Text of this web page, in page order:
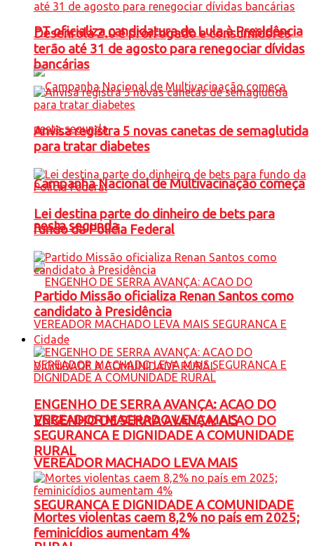
PT oficializa candidatura de Lula à Presidência
Campanha Nacional de Multivacinação começa
nesta segunda
ENGENHO DE SERRA AVANÇA: ACAO DO
VEREADOR MACHADO LEVA MAIS
SEGURANCA E DIGNIDADE A COMUNIDADE
Desenrola 2.0 é prorrogado e consumidores
terão até 31 de agosto para renegociar dívidas
bancárias
Anvisa registra 5 novas canetas de semaglutida
para tratar diabetes
Lei destina parte do dinheiro de bets para
fundo da Polícia Federal
Partido Missão oficializa Renan Santos como
candidato à Presidência
Cidade
ENGENHO DE SERRA AVANÇA: ACAO DO
VEREADOR MACHADO LEVA MAIS
SEGURANCA E DIGNIDADE A COMUNIDADE
RURAL
Mortes violentas caem 8,2% no país em 2025;
feminicídios aumentam 4%